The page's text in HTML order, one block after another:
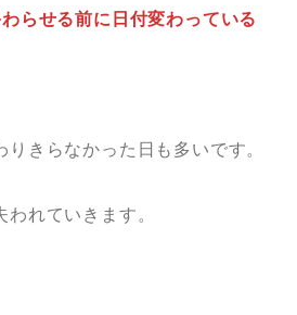
らせる前に日付変わっている
きらなかった日も多いです。
れていきます。